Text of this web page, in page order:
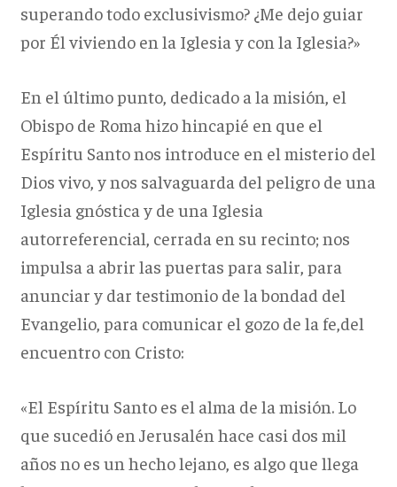
superando todo exclusivismo? ¿Me dejo guiar
por Él viviendo en la Iglesia y con la Iglesia?»
En el último punto, dedicado a la misión, el
Obispo de Roma hizo hincapié en que el
Espíritu Santo nos introduce en el misterio del
Dios vivo, y nos salvaguarda del peligro de una
Iglesia gnóstica y de una Iglesia
autorreferencial, cerrada en su recinto; nos
impulsa a abrir las puertas para salir, para
anunciar y dar testimonio de la bondad del
Evangelio, para comunicar el gozo de la fe,del
encuentro con Cristo:
«El Espíritu Santo es el alma de la misión. Lo
que sucedió en Jerusalén hace casi dos mil
años no es un hecho lejano, es algo que llega